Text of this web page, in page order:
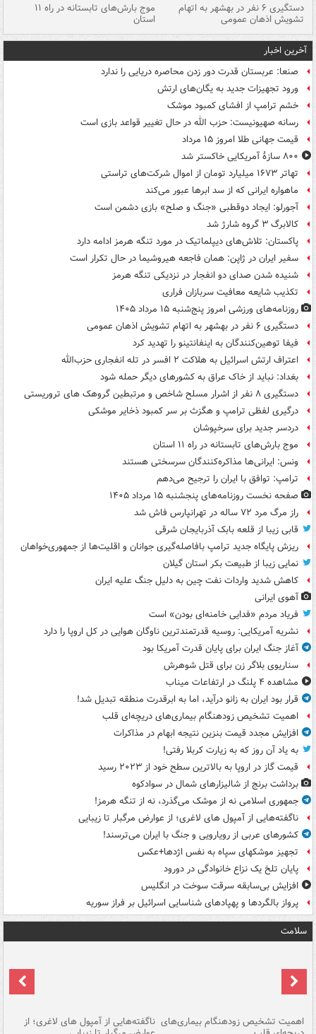
دستگیری ۶ نفر در بهشهر به اتهام
تشویش اذهان عمومی
موج بارش‌های تابستانه در راه ۱۱
استان
آخرین اخبار
صنعا: عربستان قدرت دور زدن محاصره دریایی را ندارد
ورود تجهیزات جدید به یگان‌های ارتش
خشم ترامپ از افشای کمبود موشک
رسانه صهیونیست: حزب الله در حال تغییر قواعد بازی است
قیمت جهانی طلا امروز ۱۵ مرداد
۸۰۰ سازۀ آمریکایی خاکستر شد
تهاتر ۱۶۷۳ میلیارد تومان از اموال شرکت‌های تراستی
ماهواره ایرانی که از سد ابرها عبور می‌کند
آجورلو: ایجاد دوقطبی «جنگ و صلح‌» بازی دشمن است
کالابرگ ۳ گروه شارژ شد
پاکستان: تلاش‌های دیپلماتیک در مورد تنگه هرمز ادامه دارد
سفیر ایران در ژاپن: همان فاجعه هیروشیما در حال تکرار است
شنیده شدن صدای دو انفجار در نزدیکی تنگه هرمز
تکذیب شایعه معافیت سربازان فراری
روزنامه‌های ورزشی امروز پنج‌شنبه ۱۵ مرداد ۱۴۰۵
دستگیری ۶ نفر در بهشهر به اتهام تشویش اذهان عمومی
فیفا توهین‌کنندگان به اینفانتینو را تهدید کرد
اعتراف ارتش اسرائیل به هلاکت ۲ افسر در تله انفجاری حزب‌الله
بغداد: نباید از خاک عراق به کشورهای دیگر حمله شود
دستگیری ۸ نفر از اشرار مسلح شاخص و مرتبطین گروهک های تروریستی
درگیری لفظی ترامپ و هگزث بر سر کمبود ذخایر موشکی
دردسر جدید برای سرخپوشان
موج بارش‌های تابستانه در راه ۱۱ استان
ونس: ایرانی‌ها مذاکره‌کنندگان سرسختی هستند
ترامپ: توافق با ایران را ترجیح می‌دهم
صفحه نخست روزنامه‌های پنجشنبه ۱۵ مرداد ۱۴۰۵
راز مرگ مرد ۷۲ ساله در تهرانپارس فاش شد
قابی زیبا از قلعه بابک آذربایجان شرقی
ریزش پایگاه جدید ترامپ بافاصله‌گیری جوانان و اقلیت‌ها از جمهوری‌خواهان
نمایی زیبا از طبیعت بکر استان گیلان
کاهش شدید واردات نفت چین به دلیل جنگ علیه ایران
آهوی ایرانی
فریاد مردم «فدایی خامنه‌ای بودن» است
نشریه آمریکایی: روسیه قدرتمندترین ناوگان هوایی در کل اروپا را دارد
آغاز جنگ ایران برای پایان قدرت آمریکا بود
سناریوی بلاگر زن برای قتل شوهرش
مشاهده ۴ پلنگ در ارتفاعات میناب
قرار بود ایران به زانو درآید، اما به ابرقدرت منطقه تبدیل شد!
اهمیت تشخیص زودهنگام بیماری‌های دریچه‌ای قلب
افزایش مجدد قیمت بنزین نتیجه ابهام در مذاکرات
به یاد آن روز که به زیارت کربلا رفتی!
قیمت گاز در اروپا به بالاترین سطح خود از ۲۰۲۳ رسید
برداشت برنج از شالیزارهای شمال در سوادکوه
جمهوری اسلامی نه از موشک می‌گذرد، نه از تنگه هرمز!
ناگفته‌هایی از آمپول های لاغری؛ از عوارض مرگبار تا زیبایی
کشورهای عربی از رویارویی و جنگ با ایران می‌ترسند!
تجهیز موشکهای سپاه به نفس اژدها+عکس
پایان تلخ یک نزاع خانوادگی در دورود
افزایش بی‌سابقه سرقت سوخت در انگلیس
پرواز بالگردها و پهپادهای شناسایی اسرائیل بر فراز سوریه
سلامت
اهمیت تشخیص زودهنگام بیماری‌های ناگفته‌هایی از آمپول های لاغری؛ از